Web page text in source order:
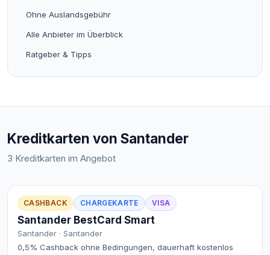
Ohne Auslandsgebühr
Alle Anbieter im Überblick
Ratgeber & Tipps
Kreditkarten von Santander
3 Kreditkarten im Angebot
CASHBACK CHARGEKARTE VISA
Santander BestCard Smart
Santander · Santander
0,5% Cashback ohne Bedingungen, dauerhaft kostenlos